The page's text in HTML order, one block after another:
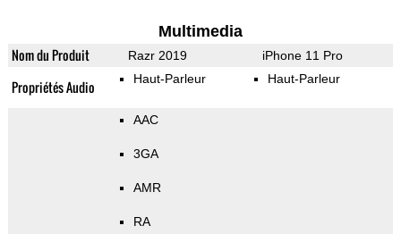
Multimedia
Nom du Produit Razr 2019 iPhone 11 Pro
Propriétés Audio Haut-Parleur Haut-Parleur
AAC
3GA
AMR
RA